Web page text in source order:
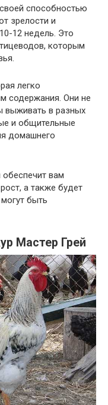
способностью
зрелости и
12 недель. Это
которым
легко
содержания. Они не
выживать в разных
и общительные
домашнего
вам
а также будет
быть
Мастер Грей